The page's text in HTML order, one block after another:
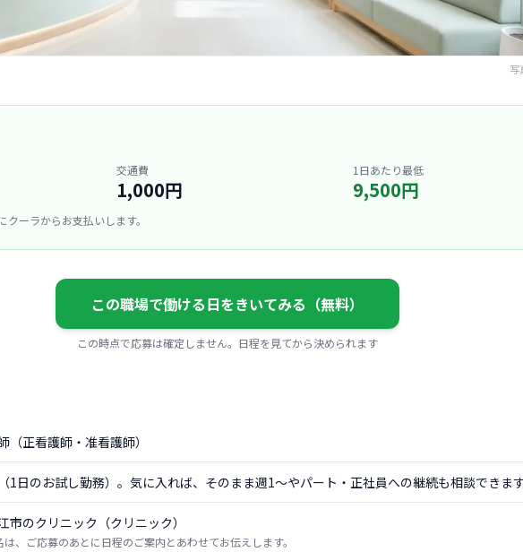
写
交通費
1,000円
1日あたり最低
9,500円
ーラからお支払いします。
この職場で働ける日をきいてみる（無料）
この時点で応募は確定しません。日程を見てから決められます
（正看護師・准看護師）
1日のお試し勤務）。気に入れば、そのまま週1〜やパート・正社員への継続も相談できます
市のクリニック（クリニック）
は、ご応募のあとに日程のご案内とあわせてお伝えします。